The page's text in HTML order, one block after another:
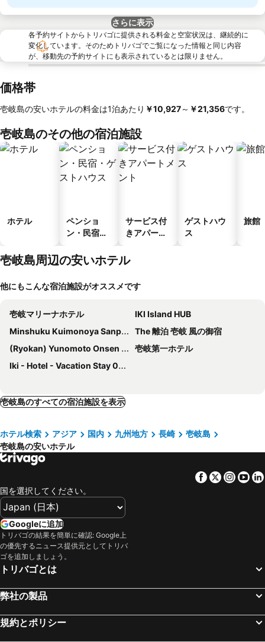
さらに表示
各予約サイトからトリバゴに提供される料金と空室状況は、継続的に
変化しています。そのためトリバゴでご覧になった情報と同じ内容
が、移動先の予約サイトにも表示されているとは限りません。
価格帯
壱岐島の安いホテルの料金は1泊あたり ‎￥10,927～ ‎￥21,356です。
壱岐島のその他の宿泊施設
ホテル
ペンショ
ン・民宿・
ス
サービス付
きアパート
ゲストハウ
ス
旅館
壱岐島周辺の安いホテル
他にもこんな宿泊施設がオススメです
壱岐マリーナホテル
IKI Island HUB
Minshuku Kuimonoya Sanpei <ikinoshima>
The 離泊 壱岐 風の御宿
(Ryokan) Yunomoto Onsen Ikijimaso (Ikijima)
壱岐第一ホテル
Iki - Hotel - Vacation Stay 05176v
壱岐島のすべての宿泊施設を表示
ホテル検索 アジア 国内 九州地方 長崎
壱岐島
壱岐島の安いホテル
Facebook
Twitter
国を選択してください。
Googleに追加
トリバゴの結果を簡単に確認: Google上
の優先するニュース提供元としてトリバ
ゴを追加しましょう。
トリバゴとは
弊社の製品
規約とポリシー